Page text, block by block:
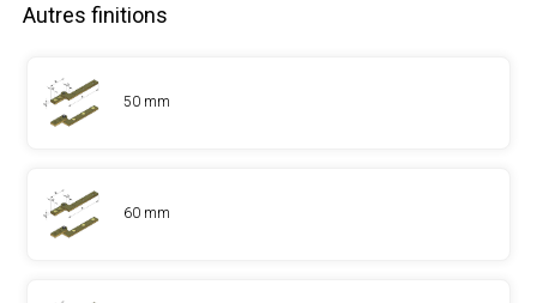
Autres finitions
50 mm
60 mm